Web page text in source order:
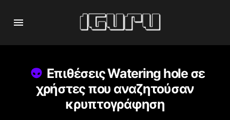
Επιθέσεις Watering hole σε
χρήστες που αναζητούσαν
κρυπτογράφηση